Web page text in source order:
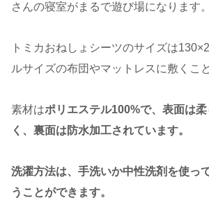
さんの寝室がまるで遊び場になります。
トミカおねしょシーツのサイズは
ルサイズの布団やマットレスに敷くこ
素材はポリエステル100%で、表面は
く、裏面は防水加工されています。
洗濯方法は、手洗いか中性洗剤を使っ
うことができます。